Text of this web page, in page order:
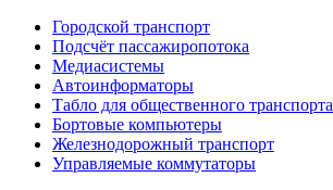
Городской транспорт
Подсчёт пассажиропотока
Медиасистемы
Автоинформаторы
Табло для общественного транспорта
Бортовые компьютеры
Железнодорожный транспорт
Управляемые коммутаторы